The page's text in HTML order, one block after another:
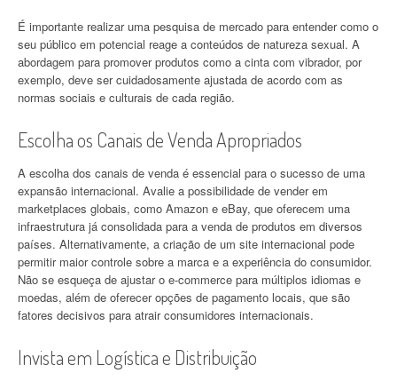
É importante realizar uma pesquisa de mercado para entender como o
seu público em potencial reage a conteúdos de natureza sexual. A
abordagem para promover produtos como a cinta com vibrador, por
exemplo, deve ser cuidadosamente ajustada de acordo com as
normas sociais e culturais de cada região.
Escolha os Canais de Venda Apropriados
A escolha dos canais de venda é essencial para o sucesso de uma
expansão internacional. Avalie a possibilidade de vender em
marketplaces globais, como Amazon e eBay, que oferecem uma
infraestrutura já consolidada para a venda de produtos em diversos
países. Alternativamente, a criação de um site internacional pode
permitir maior controle sobre a marca e a experiência do consumidor.
Não se esqueça de ajustar o e-commerce para múltiplos idiomas e
moedas, além de oferecer opções de pagamento locais, que são
fatores decisivos para atrair consumidores internacionais.
Invista em Logística e Distribuição